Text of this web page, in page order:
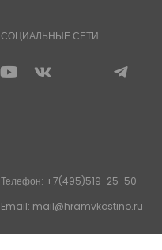
СОЦИАЛЬНЫЕ СЕТИ
Телефон: +7(495)519-25-50
Email: mail@hramvkostino.ru